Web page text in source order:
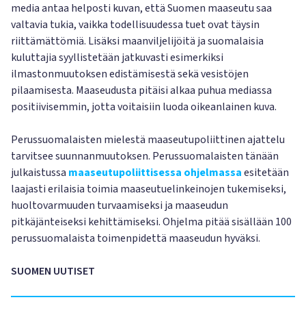
media antaa helposti kuvan, että Suomen maaseutu saa
valtavia tukia, vaikka todellisuudessa tuet ovat täysin
riittämättömiä. Lisäksi maanviljelijöitä ja suomalaisia
kuluttajia syyllistetään jatkuvasti esimerkiksi
ilmastonmuutoksen edistämisestä sekä vesistöjen
pilaamisesta. Maaseudusta pitäisi alkaa puhua mediassa
positiivisemmin, jotta voitaisiin luoda oikeanlainen kuva.
Perussuomalaisten mielestä maaseutupoliittinen ajattelu
tarvitsee suunnanmuutoksen. Perussuomalaisten tänään
julkaistussa maaseutupoliittisessa ohjelmassaesitetään
laajasti erilaisia toimia maaseutuelinkeinojen tukemiseksi,
huoltovarmuuden turvaamiseksi ja maaseudun
pitkäjänteiseksi kehittämiseksi. Ohjelma pitää sisällään 100
perussuomalaista toimenpidettä maaseudun hyväksi.
SUOMEN UUTISET